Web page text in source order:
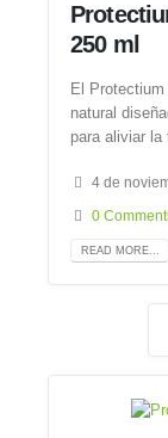
250 ml
El
natural
para aliviar la
4 de
0
READ MORE...